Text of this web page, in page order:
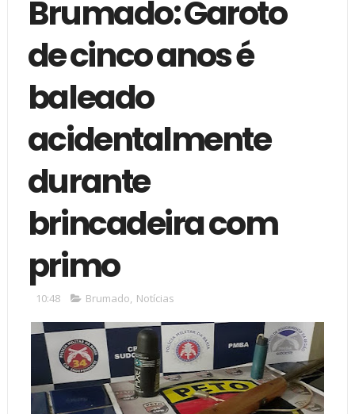
Brumado: Garoto
de cinco anos é
baleado
acidentalmente
durante
brincadeira com
primo
10:48 Brumado, Notícias